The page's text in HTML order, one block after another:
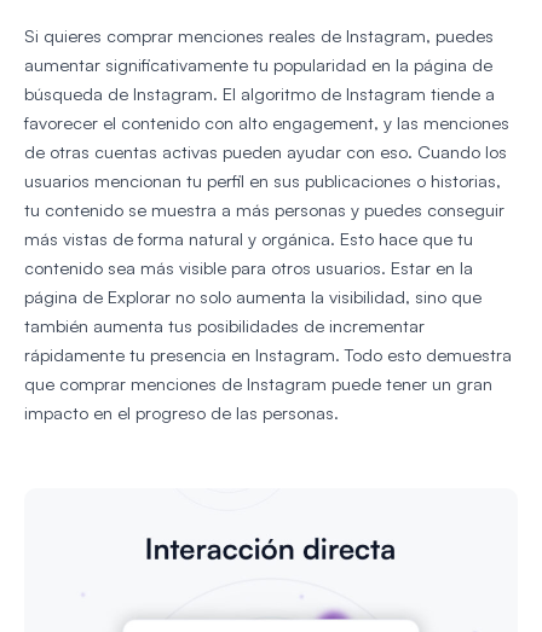
Si quieres comprar menciones reales de Instagram, puedes
aumentar significativamente tu popularidad en la página de
búsqueda de Instagram. El algoritmo de Instagram tiende a
favorecer el contenido con alto engagement, y las menciones
de otras cuentas activas pueden ayudar con eso. Cuando los
usuarios mencionan tu perfil en sus publicaciones o historias,
tu contenido se muestra a más personas y puedes conseguir
más vistas de forma natural y orgánica. Esto hace que tu
contenido sea más visible para otros usuarios. Estar en la
página de Explorar no solo aumenta la visibilidad, sino que
también aumenta tus posibilidades de incrementar
rápidamente tu presencia en Instagram. Todo esto demuestra
que comprar menciones de Instagram puede tener un gran
impacto en el progreso de las personas.